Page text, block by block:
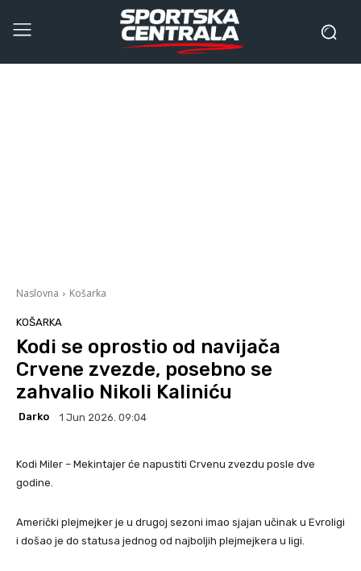
Naslovna Košarka
KOŠARKA
Kodi se oprostio od navijača
Crvene zvezde, posebno se
zahvalio Nikoli Kaliniću
Darko 1 Jun 2026. 09:04
Kodi Miler – Mekintajer će napustiti Crvenu zvezdu posle dve
godine.
Američki plejmejker je u drugoj sezoni imao sjajan učinak u Evroligi
i došao je do statusa jednog od najboljih plejmejkera u ligi.